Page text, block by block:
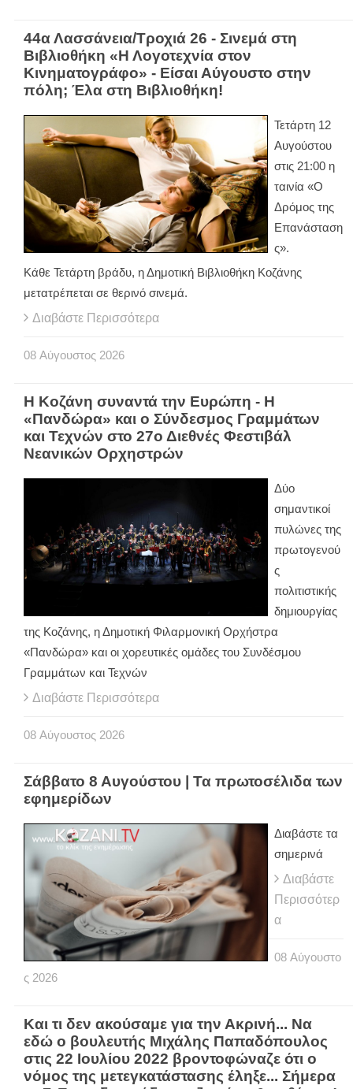
44α Λασσάνεια/Τροχιά 26 - Σινεμά στη
Βιβλιοθήκη «Η Λογοτεχνία στον
Κινηματογράφο» - Είσαι Αύγουστο στην
πόλη; Έλα στη Βιβλιοθήκη!
Τετάρτη 12
Αυγούστου
στις 21:00 η
ταινία «Ο
Δρόμος της
Επανάσταση
ς».
Κάθε Τετάρτη βράδυ, η Δημοτική Βιβλιοθήκη Κοζάνης
μετατρέπεται σε θερινό σινεμά.
Διαβάστε Περισσότερα
08 Αύγουστος 2026
Η Κοζάνη συναντά την Ευρώπη - Η
«Πανδώρα» και ο Σύνδεσμος Γραμμάτων
και Τεχνών στο 27ο Διεθνές Φεστιβάλ
Νεανικών Ορχηστρών
Δύο
σημαντικοί
πυλώνες της
πρωτογενού
ς
πολιτιστικής
δημιουργίας
της Κοζάνης, η Δημοτική Φιλαρμονική Ορχήστρα
«Πανδώρα» και οι χορευτικές ομάδες του Συνδέσμου
Γραμμάτων και Τεχνών
Διαβάστε Περισσότερα
08 Αύγουστος 2026
Σάββατο 8 Αυγούστου | Τα πρωτοσέλιδα των
εφημερίδων
Διαβάστε τα
σημερινά
Διαβάστε
Περισσότερ
α
08 Αύγουστο
ς 2026
Και τι δεν ακούσαμε για την Ακρινή... Να
εδώ ο βουλευτής Μιχάλης Παπαδόπουλος
στις 22 Ιουλίου 2022 βροντοφώναζε ότι ο
νόμος της μετεγκατάστασης έληξε... Σήμερα